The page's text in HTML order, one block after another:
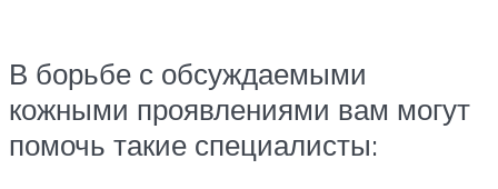
В борьбе с обсуждаемыми
кожными проявлениями вам могут
помочь такие специалисты: